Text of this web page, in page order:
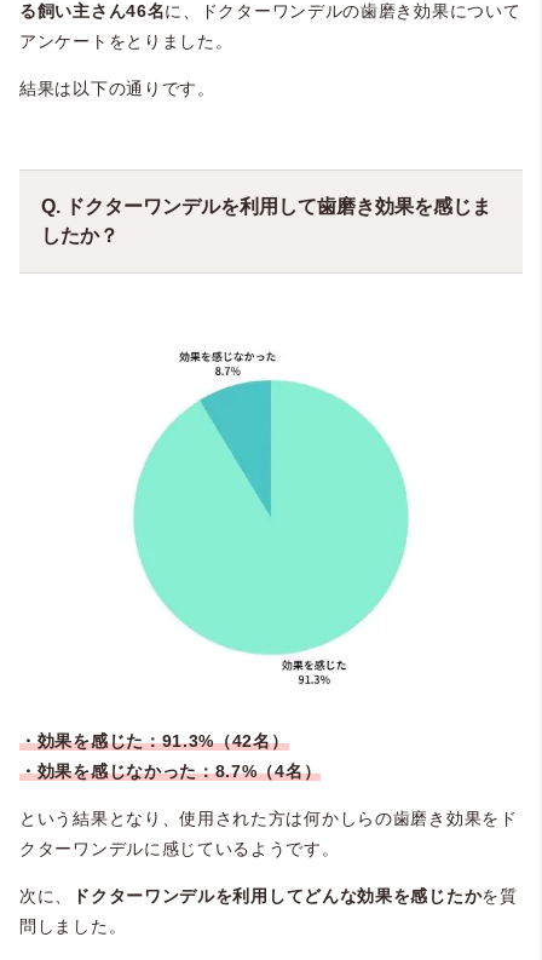
る飼い主さん46名に、ドクターワンデルの歯磨き効果について
アンケートをとりました。
結果は以下の通りです。
Q. ドクターワンデルを利用して歯磨き効果を感じま
したか？
・効果を感じた：91.3%（42名）
・効果を感じなかった：8.7%（4名）
という結果となり、使用された方は何かしらの歯磨き効果をド
クターワンデルに感じているようです。
次に、 ドクターワンデルを利用してどんな効果を感じたかを質
問しました。